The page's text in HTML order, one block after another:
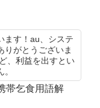
ます！au、システ
りがとうございま
、利益を出すとい
帯乞食用語解